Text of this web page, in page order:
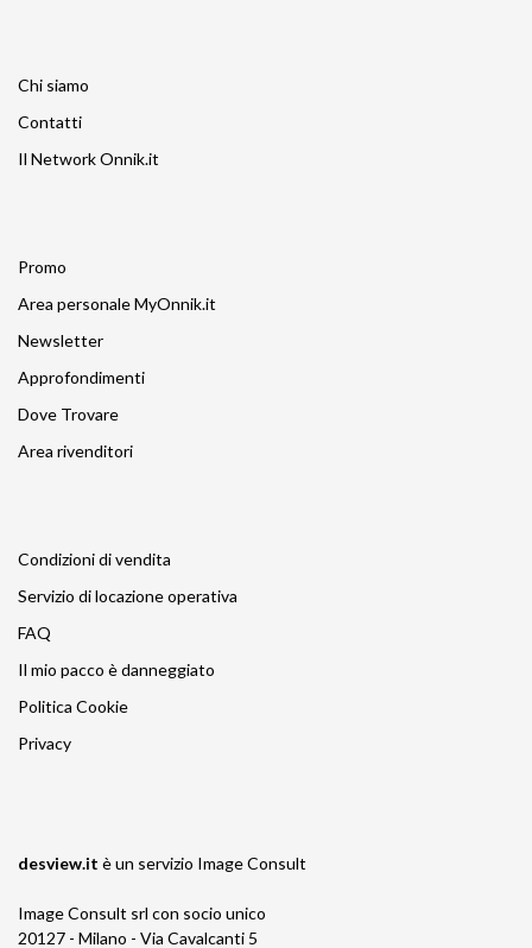
Chi siamo
Contatti
Il Network Onnik.it
Promo
Area personale MyOnnik.it
Newsletter
Approfondimenti
Dove Trovare
Area rivenditori
Condizioni di vendita
Servizio di locazione operativa
FAQ
Il mio pacco è danneggiato
Politica Cookie
Privacy
desview.it è un servizio Image Consult
Image Consult srl con socio unico
20127 - Milano - Via Cavalcanti 5